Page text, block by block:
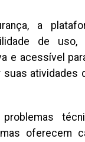
a
de uso,
e acessível
suas atividades
problemas
oferecem